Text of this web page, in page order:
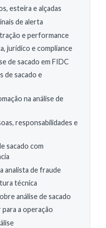
esteira e alçadas
de alerta
e performance
jurídico e compliance
de sacado em FIDC
de sacado e
na análise de
responsabilidades e
sacado com
analista de fraude
técnica
análise de sacado
a operação